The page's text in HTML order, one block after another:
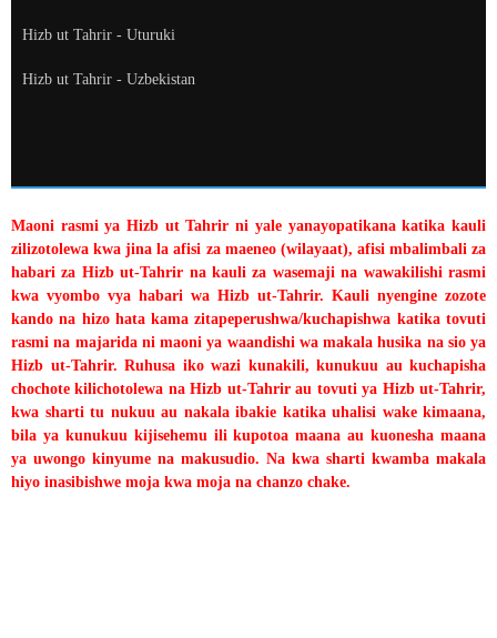
Hizb ut Tahrir - Uturuki
Hizb ut Tahrir - Uzbekistan
Maoni rasmi ya Hizb ut Tahrir ni yale yanayopatikana katika kauli
zilizotolewa kwa jina la afisi za maeneo (wilayaat), afisi mbalimbali za
habari za Hizb ut-Tahrir na kauli za wasemaji na wawakilishi rasmi
kwa vyombo vya habari wa Hizb ut-Tahrir. Kauli nyengine zozote
kando na hizo hata kama zitapeperushwa/kuchapishwa katika tovuti
rasmi na majarida ni maoni ya waandishi wa makala husika na sio ya
Hizb ut-Tahrir. Ruhusa iko wazi kunakili, kunukuu au kuchapisha
chochote kilichotolewa na Hizb ut-Tahrir au tovuti ya Hizb ut-Tahrir,
kwa sharti tu nukuu au nakala ibakie katika uhalisi wake kimaana,
bila ya kunukuu kijisehemu ili kupotoa maana au kuonesha maana
ya uwongo kinyume na makusudio. Na kwa sharti kwamba makala
hiyo inasibishwe moja kwa moja na chanzo chake.